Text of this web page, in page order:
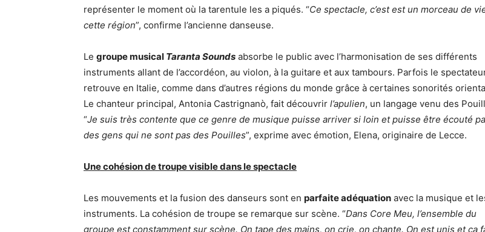
représenter le moment où la tarentule les a piqués. “Ce spectacle, c’est est un morceau de
cette région”, confirme l’ancienne danseuse.
Le groupe musical Taranta Sounds absorbe le public avec l’harmonisation de ses différents
instruments allant de l’accordéon, au violon, à la guitare et aux tambours. Parfois le
retrouve en Italie, comme dans d’autres régions du monde grâce à certaines sonorités
Le chanteur principal, Antonia Castrignanò, fait découvrir l’apulien, un langage venu des
“Je suis très contente que ce genre de musique puisse arriver si loin et puisse être écouté
des gens qui ne sont pas des Pouilles”, exprime avec émotion, Elena, originaire de Lecce.
Une cohésion de troupe visible dans le spectacle
Les mouvements et la fusion des danseurs sont en parfaite adéquation avec la musique et
instruments. La cohésion de troupe se remarque sur scène. “Dans Core Meu, l’ensemble du
groupe est constamment sur scène. On tape des mains, on crie, on chante. On est unis et ça